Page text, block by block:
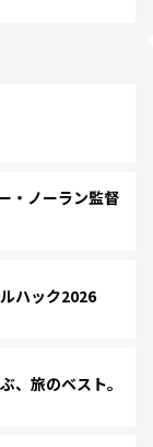
・ノーラン監督
ハック2026
旅のベスト。